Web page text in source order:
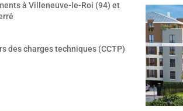
à Villeneuve-le-Roi (94) et
des charges techniques (CCTP)